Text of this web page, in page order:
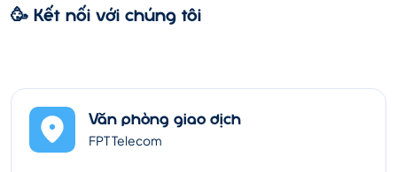
🥳 Kết nối với chúng tôi
Văn phòng giao dịch
FPT Telecom